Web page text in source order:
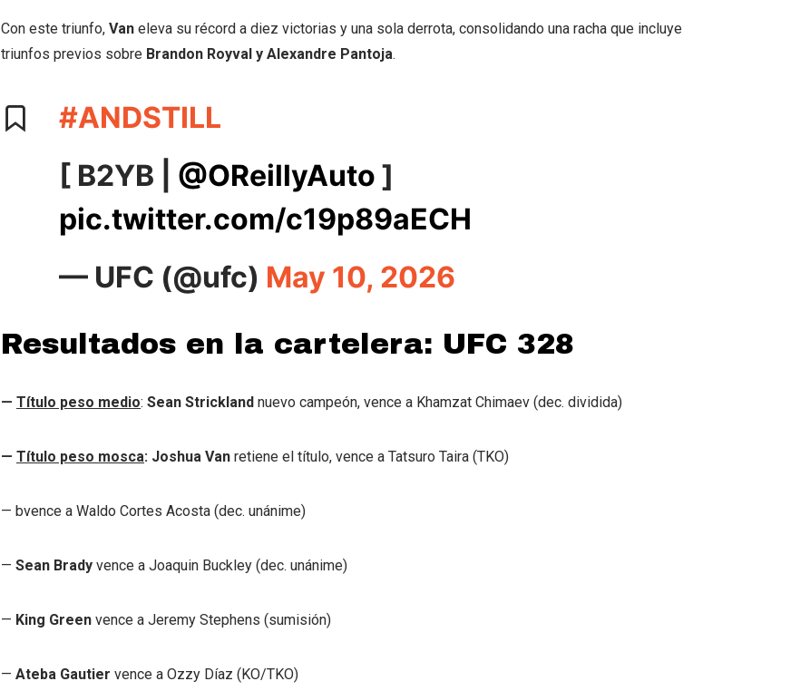
Con este triunfo, Van eleva su récord a diez victorias y una sola derrota, consolidando una racha que incluye
triunfos previos sobre Brandon Royval y Alexandre Pantoja.
#ANDSTILL
[ B2YB | @OReillyAuto ]
pic.twitter.com/c19p89aECH
— UFC (@ufc) May 10, 2026
Resultados en la cartelera: UFC 328
— Título peso medio: Sean Strickland nuevo campeón, vence a Khamzat Chimaev (dec. dividida)
— Título peso mosca: Joshua Van retiene el título, vence a Tatsuro Taira (TKO)
— bvence a Waldo Cortes Acosta (dec. unánime)
— Sean Brady vence a Joaquin Buckley (dec. unánime)
— King Green vence a Jeremy Stephens (sumisión)
— Ateba Gautier vence a Ozzy Díaz (KO/TKO)